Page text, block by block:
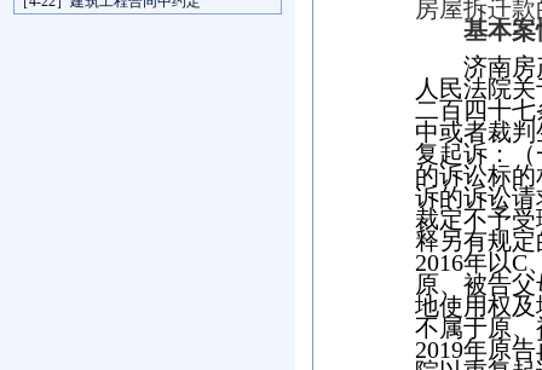
房屋拆迁款
基本案
济南房
人民法院
二百四十
中或者裁
复起诉：
的诉讼标
诉的诉讼
裁定不予
释另有规
2016年以C
原、被告
地使用权
不属于原
2019年原告